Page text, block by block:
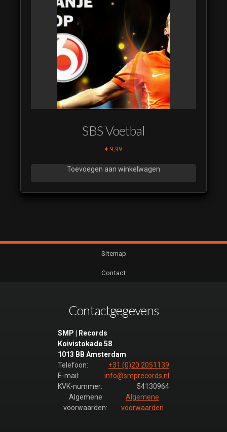
SBS Voetbal
€ 9,99
Toevoegen aan winkelwagen
Sitemap
Contact
Contactgegevens
SMP | Records
Koivistokade 58
1013 BB Amsterdam
Telefoon:
+31 (0)20 2051139
E-mail:
info@smprecords.nl
KVK-nummer:
54130964
Algemene
voorwaarden:
Algemene
voorwaarden